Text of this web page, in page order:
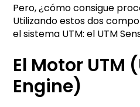
Pero, ¿cómo consigue
Utilizando estos dos
el sistema UTM: el UTM
El Motor UTM
Engine)